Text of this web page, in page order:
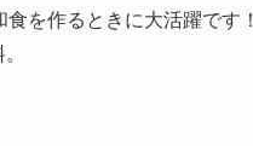
を作るときに大活躍です！